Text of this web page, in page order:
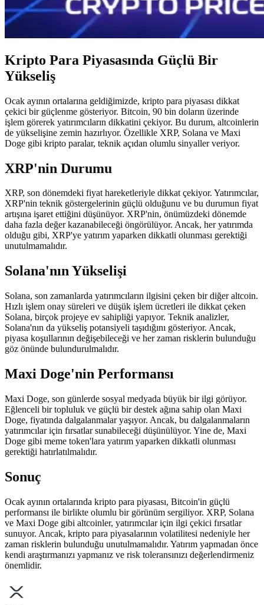
Kripto Para Piyasasında Güçlü Bir
Yükseliş
Ocak ayının ortalarına geldiğimizde, kripto para piyasası dikkat
çekici bir güçlenme gösteriyor. Bitcoin, 90 bin doların üzerinde
işlem görerek yatırımcıların dikkatini çekiyor. Bu durum, altcoinlerin
de yükselişine zemin hazırlıyor. Özellikle XRP, Solana ve Maxi
Doge gibi kripto paralar, teknik açıdan olumlu sinyaller veriyor.
XRP'nin Durumu
XRP, son dönemdeki fiyat hareketleriyle dikkat çekiyor. Yatırımcılar,
XRP'nin teknik göstergelerinin güçlü olduğunu ve bu durumun fiyat
artışına işaret ettiğini düşünüyor. XRP'nin, önümüzdeki dönemde
daha fazla değer kazanabileceği öngörülüyor. Ancak, her yatırımda
olduğu gibi, XRP'ye yatırım yaparken dikkatli olunması gerektiği
unutulmamalıdır.
Solana'nın Yükselişi
Solana, son zamanlarda yatırımcıların ilgisini çeken bir diğer altcoin.
Hızlı işlem onay süreleri ve düşük işlem ücretleri ile dikkat çeken
Solana, birçok projeye ev sahipliği yapıyor. Teknik analizler,
Solana'nın da yükseliş potansiyeli taşıdığını gösteriyor. Ancak,
piyasa koşullarının değişebileceği ve her zaman risklerin bulunduğu
göz önünde bulundurulmalıdır.
Maxi Doge'nin Performansı
Maxi Doge, son günlerde sosyal medyada büyük bir ilgi görüyor.
Eğlenceli bir topluluk ve güçlü bir destek ağına sahip olan Maxi
Doge, fiyatında dalgalanmalar yaşıyor. Ancak, bu dalgalanmaların
yatırımcılar için fırsatlar sunabileceği düşünülüyor. Yine de, Maxi
Doge gibi meme token'lara yatırım yaparken dikkatli olunması
gerektiği hatırlatılmalıdır.
Sonuç
Ocak ayının ortalarında kripto para piyasası, Bitcoin'in güçlü
performansı ile birlikte olumlu bir görünüm sergiliyor. XRP, Solana
ve Maxi Doge gibi altcoinler, yatırımcılar için ilgi çekici fırsatlar
sunuyor. Ancak, kripto para piyasalarının volatilitesi nedeniyle her
zaman risklerin bulunduğu unutulmamalıdır. Yatırım yapmadan önce
kendi araştırmanızı yapmanız ve risk toleransınızı değerlendirmeniz
önemlidir.